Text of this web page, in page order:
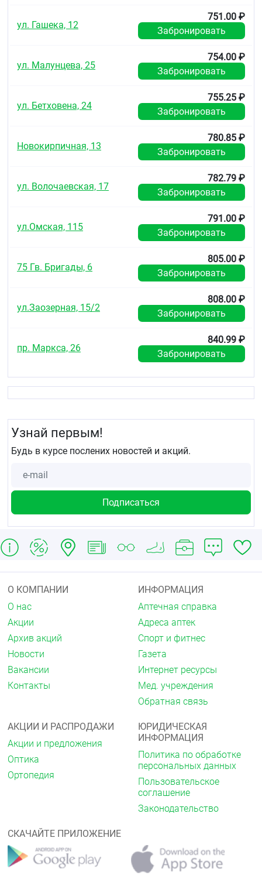
ул. Гашека, 12
751.00 ₽
Забронировать
ул. Малунцева, 25
754.00 ₽
Забронировать
ул. Бетховена, 24
755.25 ₽
Забронировать
Новокирпичная, 13
780.85 ₽
Забронировать
ул. Волочаевская, 17
782.79 ₽
Забронировать
ул.Омская, 115
791.00 ₽
Забронировать
75 Гв. Бригады, 6
805.00 ₽
Забронировать
ул.Заозерная, 15/2
808.00 ₽
Забронировать
пр. Маркса, 26
840.99 ₽
Забронировать
Узнай первым!
Будь в курсе послених новостей и акций.
О КОМПАНИИ
О нас
Акции
Архив акций
Новости
Вакансии
Контакты
ИНФОРМАЦИЯ
Аптечная справка
Адреса аптек
Спорт и фитнес
Газета
Интернет ресурсы
Мед. учреждения
Обратная связь
АКЦИИ И РАСПРОДАЖИ
Акции и предложения
Оптика
Ортопедия
ЮРИДИЧЕСКАЯ
ИНФОРМАЦИЯ
Политика по обработке
персональных данных
Пользовательское
соглашение
Законодательство
СКАЧАЙТЕ ПРИЛОЖЕНИЕ